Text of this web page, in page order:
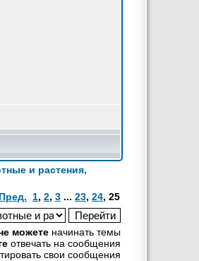
и растения,
Пред. 1, 2, 3 ... 23, 24, 25
можете начинать темы
отвечать на сообщения
свои сообщения